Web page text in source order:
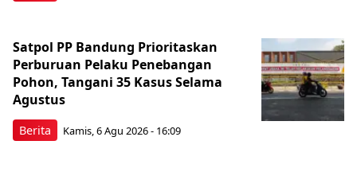
Berita
Satpol PP Bandung Prioritaskan
Perburuan Pelaku Penebangan
Pohon, Tangani 35 Kasus Selama
Agustus
Kamis, 6 Agu 2026 - 16:09